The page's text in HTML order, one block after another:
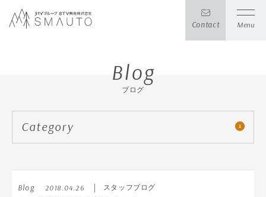
Contact Menu
Blog
ブログ
Category
Blog 2018.04.26 スタッフブログ